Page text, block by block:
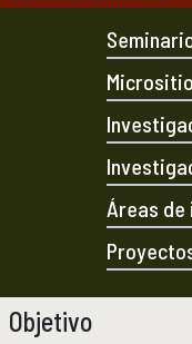
Seminarios
Investigación
Actividades
ACTIVIDADES
Actividades
Formación
FORMACIÓN
Servicio Social
Áreas
Objetivo